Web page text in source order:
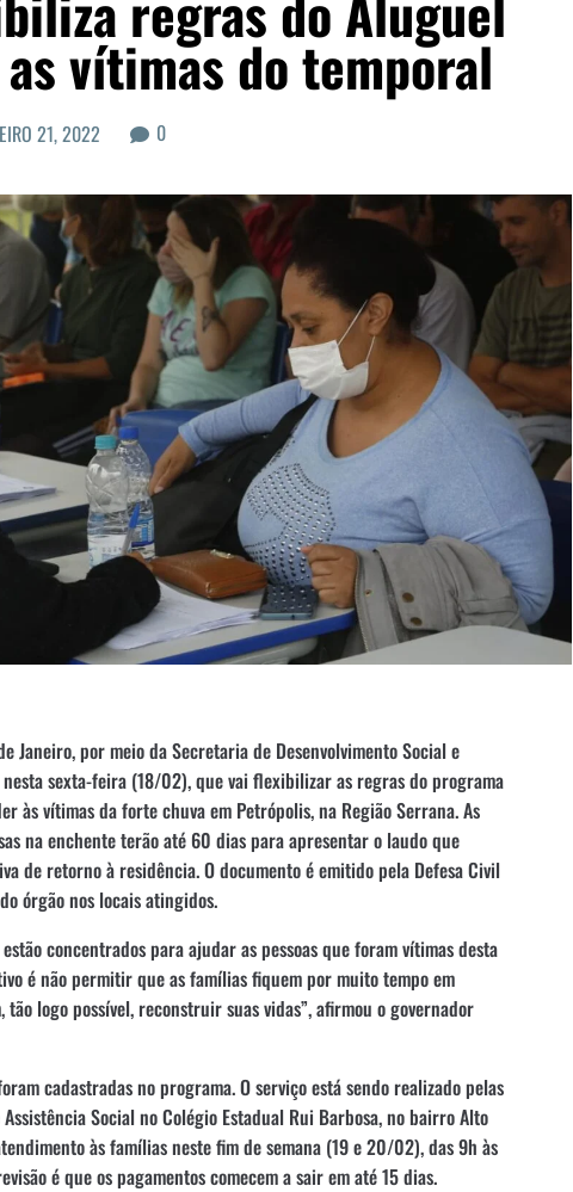
vítimas do temporal
21, 2022 0
Janeiro, por meio da Secretaria de Desenvolvimento Social e
sexta-feira (18/02), que vai flexibilizar as regras do programa
às vítimas da forte chuva em Petrópolis, na Região Serrana. As
na enchente terão até 60 dias para apresentar o laudo que
de retorno à residência. O documento é emitido pela Defesa Civil
órgão nos locais atingidos.
estão concentrados para ajudar as pessoas que foram vítimas desta
é não permitir que as famílias fiquem por muito tempo em
tão logo possível, reconstruir suas vidas”, afirmou o governador
cadastradas no programa. O serviço está sendo realizado pelas
Social no Colégio Estadual Rui Barbosa, no bairro Alto
às famílias neste fim de semana (19 e 20/02), das 9h às
é que os pagamentos comecem a sair em até 15 dias.